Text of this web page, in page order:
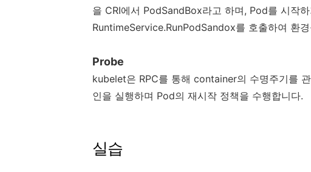
을 CRI에서 PodSandBox라고 하며, Pod를 시작
RuntimeService.RunPodSandox를 호출하여 환
Probe
kubelet은 RPC를 통해 container의 수명주기를
인을 실행하며 Pod의 재시작 정책을 수행합니다.
실습